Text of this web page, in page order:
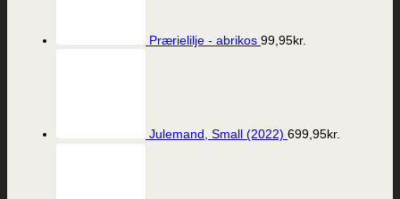
Prærielilje - abrikos 99,95kr.
Julemand, Small (2022) 699,95kr.